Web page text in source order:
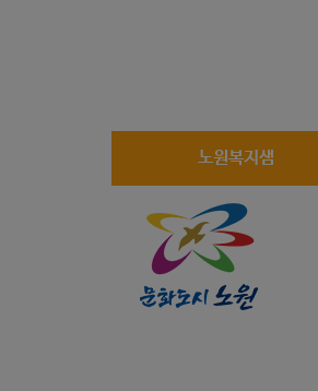
노원복지샘